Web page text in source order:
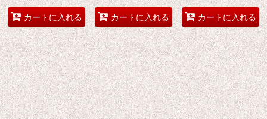
カートに入れる カートに入れる カートに入れる